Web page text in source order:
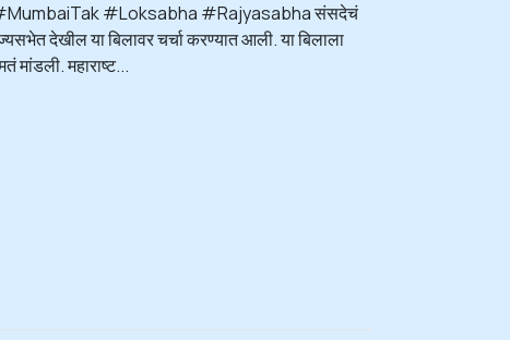
#MumbaiTak #Loksabha #Rajyasabha संसदेचं
देखील या बिलावर चर्चा करण्यात आली. या बिलाला
मांडली. महाराष्ट...